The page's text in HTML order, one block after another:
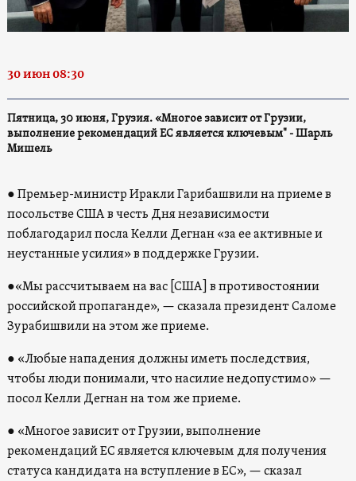
30 июн 08:30
Пятница, 30 июня, Грузия. «Многое зависит от Грузии,
выполнение рекомендаций ЕС является ключевым" - Шарль
Мишель
● Премьер-министр Иракли Гарибашвили на приеме в
посольстве США в честь Дня независимости
поблагодарил посла Келли Дегнан «за ее активные и
неустанные усилия» в поддержке Грузии.
●«Мы рассчитываем на вас [США] в противостоянии
российской пропаганде», — сказала президент Саломе
Зурабишвили на этом же приеме.
● «Любые нападения должны иметь последствия,
чтобы люди понимали, что насилие недопустимо» —
посол Келли Дегнан на том же приеме.
● «Многое зависит от Грузии, выполнение
рекомендаций ЕС является ключевым для получения
статуса кандидата на вступление в ЕС», — сказал